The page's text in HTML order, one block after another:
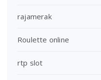
rajamerak
Roulette online
rtp slot